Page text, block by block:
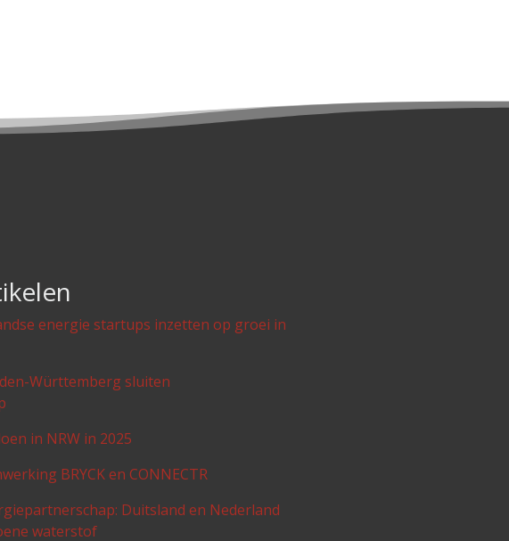
energie startups inzetten op groei in
Württemberg sluiten
in NRW in 2025
BRYCK en CONNECTR
Duitsland en Nederland
waterstof